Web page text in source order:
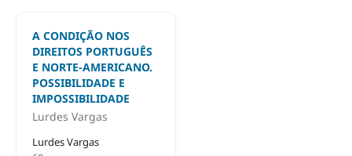
A CONDIÇÃO NOS
DIREITOS PORTUGUÊS
E NORTE-AMERICANO.
POSSIBILIDADE E
IMPOSSIBILIDADE
Lurdes Vargas
Lurdes Vargas